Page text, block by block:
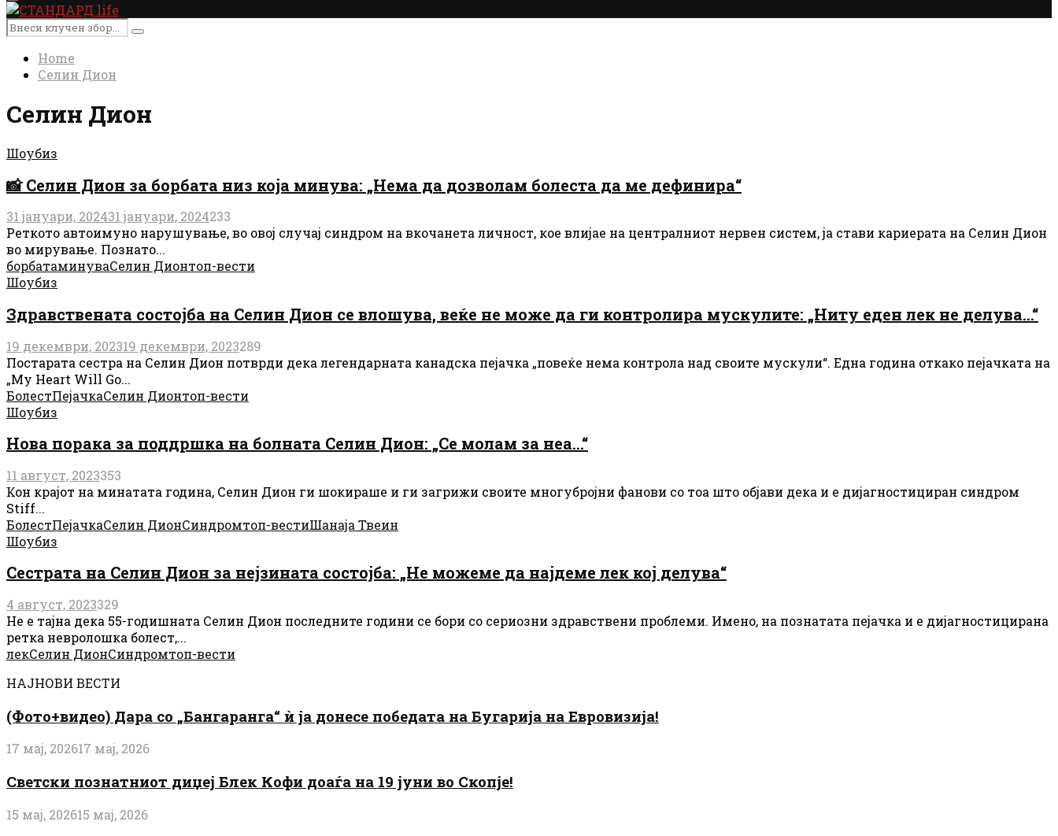
Primary
Menu
Search
for:
Search
Home
Селин Дион
Селин Дион
Шоубиз
📸 Селин Дион за борбата низ која минува: „Нема да дозволам болеста да ме дефинира“
31 јануари, 202431 јануари, 2024233
Реткото автоимуно нарушување, во овој случај синдром на вкочанета личност, кое влијае на централниот нервен систем, ја стави кариерата на Селин Дион
во мирување. Познато...
борбатаминуваСелин Дионтоп-вести
Шоубиз
Здравствената состојба на Селин Дион се влошува, веќе не може да ги контролира мускулите: „Ниту еден лек не делува…“
19 декември, 202319 декември, 2023289
Постарата сестра на Селин Дион потврди дека легендарната канадска пејачка „повеќе нема контрола над своите мускули“. Една година откако пејачката на
„My Heart Will Go...
БолестПејачкаСелин Дионтоп-вести
Шоубиз
Нова порака за поддршка на болната Селин Дион: „Се молам за неа…“
11 август, 2023353
Кон крајот на минатата година, Селин Дион ги шокираше и ги загрижи своите многубројни фанови со тоа што објави дека и е дијагностициран синдром
Stiff...
БолестПејачкаСелин ДионСиндромтоп-вестиШанаја Твеин
Шоубиз
Сестрата на Селин Дион за нејзината состојба: „Не можеме да најдеме лек кој делува“
4 август, 2023329
Не е тајна дека 55-годишната Селин Дион последните години се бори со сериозни здравствени проблеми. Имено, на познатата пејачка и е дијагностицирана
ретка невролошка болест,...
лекСелин ДионСиндромтоп-вести
НАЈНОВИ ВЕСТИ
(Фото+видео) Дара со „Бангаранга“ ѝ ја донесе победата на Бугарија на Евровизија!
17 мај, 202617 мај, 2026
Светски познатниот диџеј Блек Кофи доаѓа на 19 јуни во Скопје!
15 мај, 202615 мај, 2026